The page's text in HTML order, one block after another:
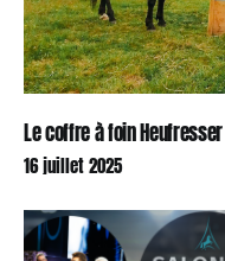
Le coffre à foin Heufresser
16 juillet 2025